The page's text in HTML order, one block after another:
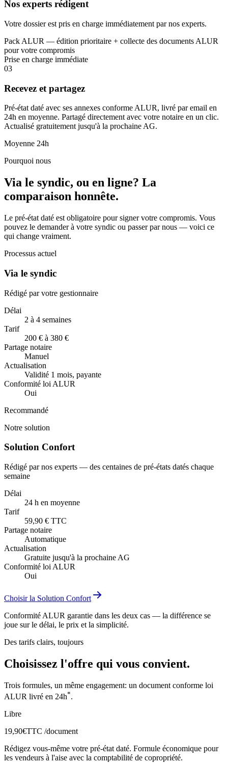
Nos experts rédigent
Votre dossier est pris en charge immédiatement par nos experts.
Pack ALUR — édition prioritaire + collecte des documents ALUR
pour votre compromis
Prise en charge immédiate
03
Recevez et partagez
Pré-état daté avec ses annexes conforme ALUR, livré par email en
24h en moyenne. Partagé directement avec votre notaire en un clic.
Actualisé gratuitement jusqu'à la prochaine AG.
Moyenne 24h
Pourquoi nous
Via le syndic, ou en ligne? La
comparaison honnête.
Le pré-état daté est obligatoire pour signer votre compromis. Vous
pouvez le demander à votre syndic ou passer par nous — voici ce
qui change vraiment.
Processus actuel
Via le syndic
Rédigé par votre gestionnaire
Délai
2 à 4 semaines
Tarif
200 € à 380 €
Partage notaire
Manuel
Actualisation
Validité 1 mois, payante
Conformité loi ALUR
Oui
Recommandé
Notre solution
Solution Confort
Rédigé par nos experts — des centaines de pré-états datés chaque
semaine
Délai
24 h en moyenne
Tarif
59,90 € TTC
Partage notaire
Automatique
Actualisation
Gratuite jusqu'à la prochaine AG
Conformité loi ALUR
Oui
Choisir la Solution Confort
Conformité ALUR garantie dans les deux cas — la différence se
joue sur le délai, le prix et la simplicité.
Des tarifs clairs, toujours
Choisissez l'offre qui vous convient.
Trois formules, un même engagement: un document conforme loi
ALUR livré en 24h*.
Libre
19,90€TTC /document
Rédigez vous-même votre pré-état daté. Formule économique pour
les vendeurs à l'aise avec la comptabilité de copropriété.